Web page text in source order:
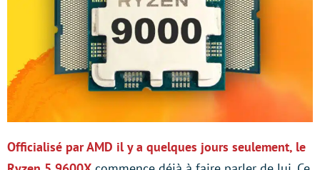
Officialisé par AMD il y a quelques jours seulement, le